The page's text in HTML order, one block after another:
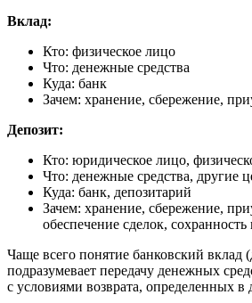
Вклад:
Кто: физическое лицо
Что: денежные средства
Куда: банк
Зачем: хранение, сбережение,
Депозит:
Кто: юридическое лицо,
Что: денежные средства, другие
Куда: банк, депозитарий
Зачем: хранение, сбережение,
обеспечение сделок, сохранность
Чаще всего понятие банковский вклад
подразумевает передачу денежных
с условиями возврата, определенных в